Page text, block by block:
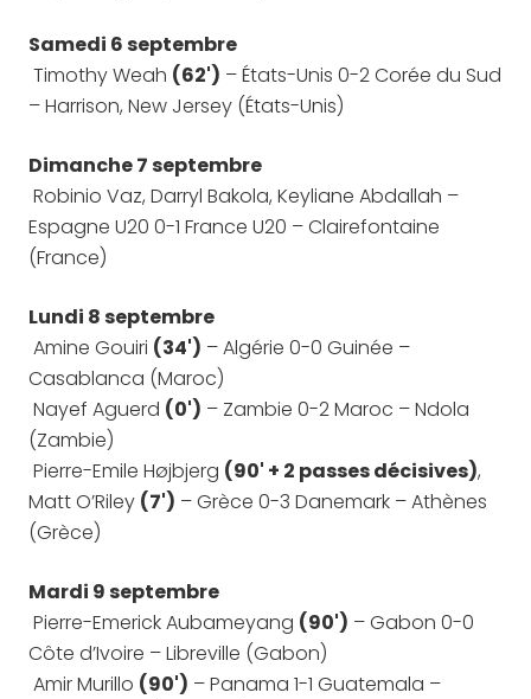
Samedi 6 septembre
Timothy Weah (62') – États-Unis 0-2 Corée du Sud
– Harrison, New Jersey (États-Unis)
Dimanche 7 septembre
Robinio Vaz, Darryl Bakola, Keyliane Abdallah –
Espagne U20 0-1 France U20 – Clairefontaine
(France)
Lundi 8 septembre
Amine Gouiri (34') – Algérie 0-0 Guinée –
Casablanca (Maroc)
Nayef Aguerd (0') – Zambie 0-2 Maroc – Ndola
(Zambie)
Pierre-Emile Højbjerg (90' + 2 passes décisives),
Matt O’Riley (7') – Grèce 0-3 Danemark – Athènes
(Grèce)
Mardi 9 septembre
Pierre-Emerick Aubameyang (90') – Gabon 0-0
Côte d’Ivoire – Libreville (Gabon)
Amir Murillo (90') – Panama 1-1 Guatemala –